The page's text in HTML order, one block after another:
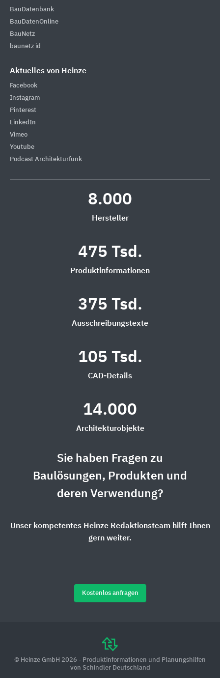
BauDatenbank
BauDatenOnline
BauNetz
baunetz id
Aktuelles von Heinze
Facebook
Instagram
Pinterest
LinkedIn
Vimeo
Youtube
Podcast Architekturfunk
8.000
Hersteller
475 Tsd.
Produktinformationen
375 Tsd.
Ausschreibungstexte
105 Tsd.
CAD-Details
14.000
Architekturobjekte
Sie haben Fragen zu
Baulösungen, Produkten und
deren Verwendung?
Unser kompetentes Heinze Redaktionsteam hilft Ihnen
gern weiter.
Kostenlos anfragen
© Heinze GmbH 2026 - Produktinformationen und Planungshilfen
von Schindler Deutschland